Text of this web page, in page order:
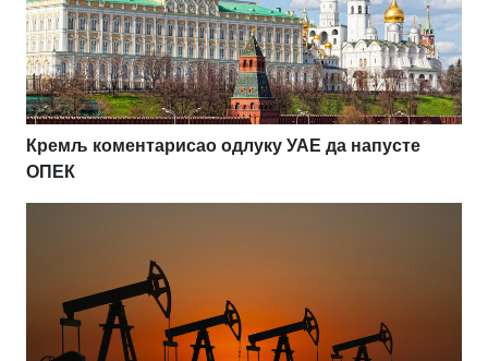
Кремљ коментарисао одлуку УАЕ да напусте
ОПЕК